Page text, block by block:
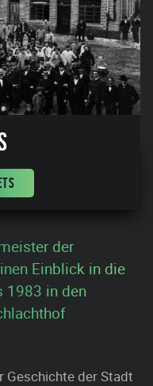
der
Einblick in die
1983 in den
Geschichte der Stadt